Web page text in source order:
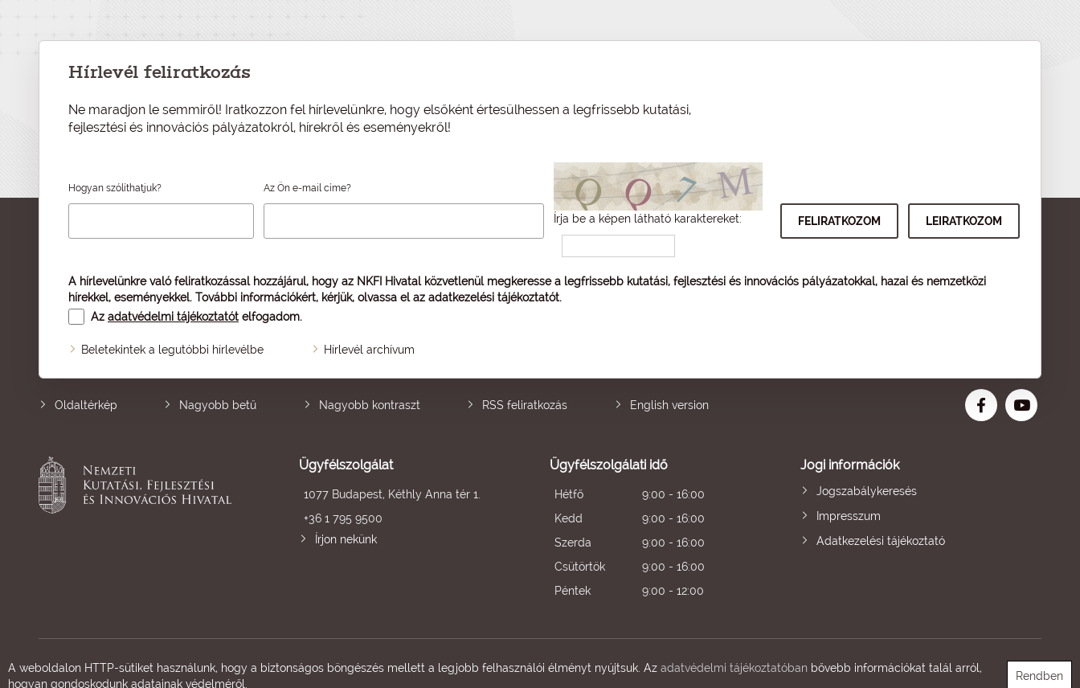
Hírlevél feliratkozás
Ne maradjon le semmiről! Iratkozzon fel hírlevelünkre, hogy elsőként értesülhessen a legfrissebb kutatási,
fejlesztési és innovációs pályázatokról, hírekről és eseményekről!
Hogyan szólíthatjuk? Az Ön e-mail címe?
Írja be a képen látható karaktereket:
A hírlevelünkre való feliratkozással hozzájárul, hogy az NKFI Hivatal közvetlenül megkeresse a legfrissebb kutatási, fejlesztési és innovációs pályázatokkal, hazai és nemzetközi
hírekkel, eseményekkel. További információkért, kérjük, olvassa el az adatkezelési tájékoztatót.
Az adatvédelmi tájékoztatót elfogadom.
Beletekintek a legutóbbi hírlevélbe Hírlevél archívum
Oldaltérkép Nagyobb betű Nagyobb kontraszt RSS feliratkozás English version
Ügyfélszolgálat
1077 Budapest, Kéthly Anna tér 1.
+36 1 795 9500
Írjon nekünk
Ügyfélszolgálati idő
Hétfő
9:00 - 16:00
Kedd
9:00 - 16:00
Szerda
9:00 - 16:00
Csütörtök
9:00 - 16:00
Péntek
9:00 - 12:00
Jogi információk
Jogszabálykeresés
Impresszum
Adatkezelési tájékoztató
A weboldalon HTTP-sütiket használunk, hogy a biztonságos böngészés mellett a legjobb felhasználói élményt nyújtsuk. Az adatvédelmi tájékoztatóban bővebb információkat talál arról,
hogyan gondoskodunk adatainak védelméről.
Rendben